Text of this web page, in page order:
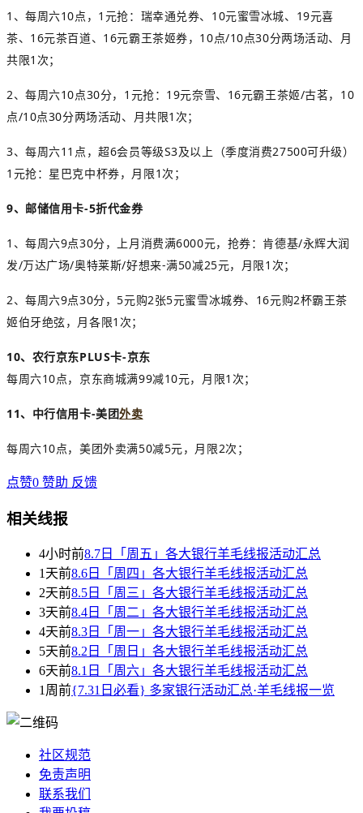
1、每周六10点，1元抢：瑞幸通兑券、10元蜜雪冰城、19元喜
茶、16元茶百道、16元霸王茶姬券，10点/10点30分两场活动、月
共限1次；
2、每周六10点30分，1元抢：19元奈雪、16元霸王茶姬/古茗，10
点/10点30分两场活动、月共限1次；
3、每周六11点，超6会员等级S3及以上（季度消费27500可升级）
1元抢：星巴克中杯券，月限1次；
9、邮储信用卡-5折代金券
1、每周六9点30分，上月消费满6000元，抢券：肯德基/永辉大润
发/万达广场/奥特莱斯/好想来-满50减25元，月限1次；
2、每周六9点30分，5元购2张5元蜜雪冰城券、16元购2杯霸王茶
姬伯牙绝弦，月各限1次；
10、 农行京东PLUS卡-京东
每周六10点，京东商城满99减10元，月限1次；
11、中行信用卡-美团外卖
每周六10点，美团外卖满50减5元，月限2次；
点赞0 赞助 反馈
相关线报
4小时前8.7日「周五」各大银行羊毛线报活动汇总
1天前8.6日「周四」各大银行羊毛线报活动汇总
2天前8.5日「周三」各大银行羊毛线报活动汇总
3天前8.4日「周二」各大银行羊毛线报活动汇总
4天前8.3日「周一」各大银行羊毛线报活动汇总
5天前8.2日「周日」各大银行羊毛线报活动汇总
6天前8.1日「周六」各大银行羊毛线报活动汇总
1周前{7.31日必看} 多家银行活动汇总·羊毛线报一览
社区规范
免责声明
联系我们